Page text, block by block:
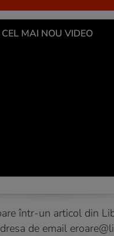
MAI NOU VIDEO
într-un articol din
de email